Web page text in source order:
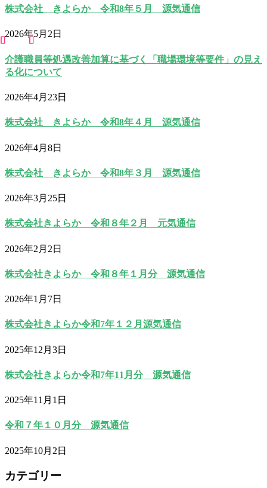
株式会社 きよらか 令和8年５月 源気通信
2026年5月2日
介護職員等処遇改善加算に基づく「職場環境等要件」の見え
る化について
2026年4月23日
株式会社 きよらか 令和8年４月 源気通信
2026年4月8日
株式会社 きよらか 令和8年３月 源気通信
2026年3月25日
株式会社きよらか 令和８年２月 元気通信
2026年2月2日
株式会社きよらか 令和８年１月分 源気通信
2026年1月7日
株式会社きよらか令和7年１２月源気通信
2025年12月3日
株式会社きよらか令和7年11月分 源気通信
2025年11月1日
令和７年１０月分 源気通信
2025年10月2日
カテゴリー